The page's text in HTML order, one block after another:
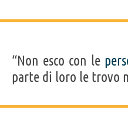
“Non esco con le
parte di loro le trovo